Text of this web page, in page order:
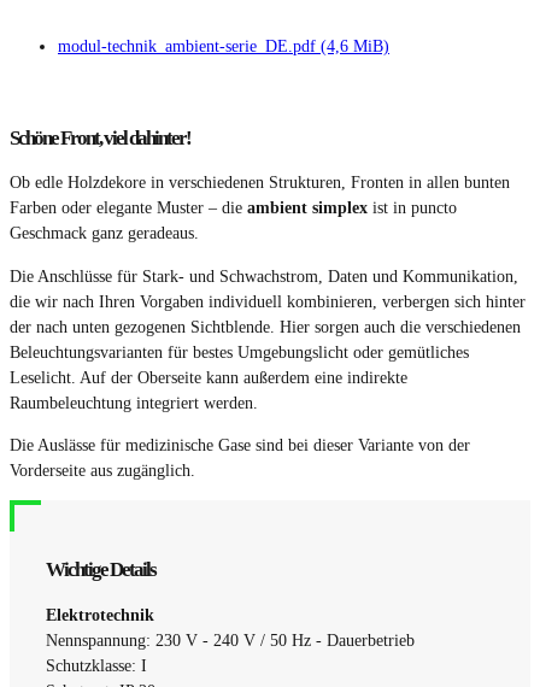
modul-technik_ambient-serie_DE.pdf (4,6 MiB)
Schöne Front, viel dahinter!
Ob edle Holzdekore in verschiedenen Strukturen, Fronten in allen bunten
Farben oder elegante Muster – die ambient simplex ist in puncto
Geschmack ganz geradeaus.
Die Anschlüsse für Stark- und Schwachstrom, Daten und Kommunikation,
die wir nach Ihren Vorgaben individuell kombinieren, verbergen sich hinter
der nach unten gezogenen Sichtblende. Hier sorgen auch die verschiedenen
Beleuchtungsvarianten für bestes Umgebungslicht oder gemütliches
Leselicht. Auf der Oberseite kann außerdem eine indirekte
Raumbeleuchtung integriert werden.
Die Auslässe für medizinische Gase sind bei dieser Variante von der
Vorderseite aus zugänglich.
Wichtige Details
Elektrotechnik
Nennspannung: 230 V - 240 V / 50 Hz - Dauerbetrieb
Schutzklasse: I